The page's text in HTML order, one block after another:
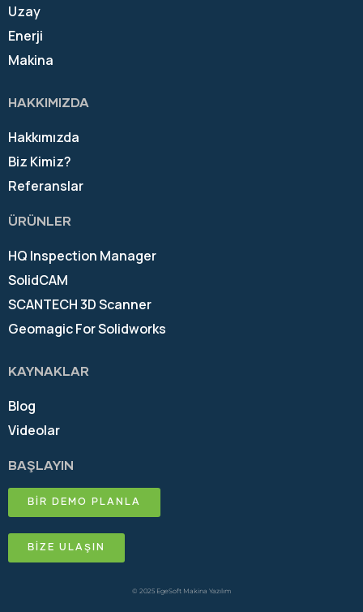
Uzay
Enerji
Makina
HAKKIMIZDA
Hakkımızda
Biz Kimiz?
Referanslar
ÜRÜNLER
HQ Inspection Manager
SolidCAM
SCANTECH 3D Scanner
Geomagic For Solidworks
KAYNAKLAR
Blog
Videolar
BAŞLAYIN
BİR DEMO PLANLA
BİZE ULAŞIN
© 2025 EgeSoft Makina Yazılım